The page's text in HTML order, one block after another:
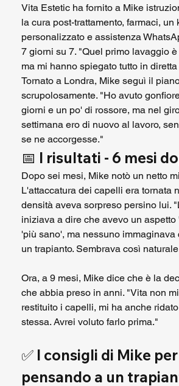
Vita Estetic ha fornito a Mike
la cura post-trattamento, farmaci, un
personalizzato e assistenza
7 giorni su 7. "Quel primo lavaggio
ma mi hanno spiegato tutto in
Tornato a Londra, Mike seguì il
scrupolosamente. "Ho avuto
giorni e un po' di rossore, ma nel
settimana ero di nuovo al lavoro,
se ne accorgesse."
📅 I risultati - 6 mesi
Dopo sei mesi, Mike notò un netto
L'attaccatura dei capelli era tornata
densità aveva sorpreso persino lui.
iniziava a dire che avevo un aspetto
'più sano', ma nessuno immaginava
un trapianto. Sembrava così
Ora, a 9 mesi, Mike dice che è la
che abbia preso in anni. "Vita non
restituito i capelli, mi ha anche
stessa. Avrei voluto farlo prima."
✅ I consigli di Mike
pensando a un